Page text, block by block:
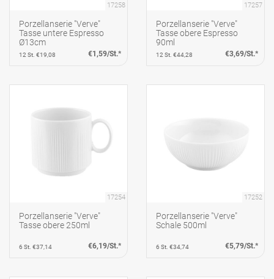
17258
Porzellanserie "Verve"
Tasse untere Espresso
Ø13cm
12 St. €19,08 €1,59/St.*
17257
Porzellanserie "Verve"
Tasse obere Espresso
90ml
12 St. €44,28 €3,69/St.*
17254
Porzellanserie "Verve"
Tasse obere 250ml
6 St. €37,14 €6,19/St.*
17252
Porzellanserie "Verve"
Schale 500ml
6 St. €34,74 €5,79/St.*